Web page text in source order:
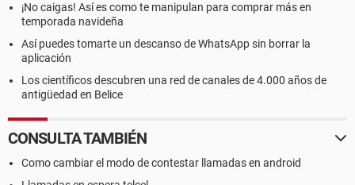
¡No caigas! Así es como te manipulan para comprar más en
temporada navideña
Así puedes tomarte un descanso de WhatsApp sin borrar la
aplicación
Los científicos descubren una red de canales de 4.000 años de
antigüedad en Belice
CONSULTA TAMBIÉN
Como cambiar el modo de contestar llamadas en android